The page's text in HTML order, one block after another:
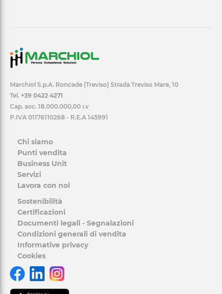
Marchiol S.p.A. Roncade (Treviso) Strada Treviso Mare, 10
Tel. +39 0422 4271
Cap. soc. 18.000.000,00 i.v
P.IVA 01176110268 - R.E.A 145991
Chi siamo
Punti vendita
Business Unit
Servizi
Lavora con noi
Sostenibilità
Certificazioni
Documenti legali - Segnalazioni
Condizioni generali di vendita
Informative privacy
Cookies